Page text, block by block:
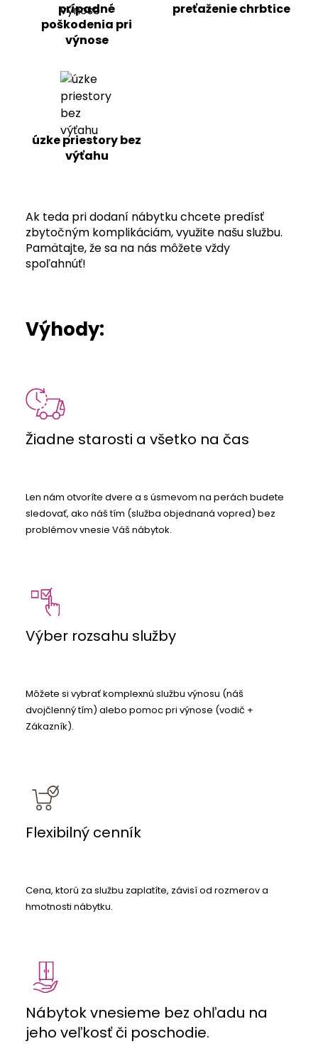
prípadné
poškodenia pri
výnose
preťaženie chrbtice
úzke priestory bez
výťahu
Ak teda pri dodaní nábytku chcete predísť
zbytočným komplikáciám, využite našu službu.
Pamätajte, že sa na nás môžete vždy
spoľahnúť!
Výhody:
Žiadne starosti a všetko na čas
Len nám otvoríte dvere a s úsmevom na perách budete
sledovať, ako náš tím (služba objednaná vopred) bez
problémov vnesie Váš nábytok.
Výber rozsahu služby
Môžete si vybrať komplexnú službu výnosu (náš
dvojčlenný tím) alebo pomoc pri výnose (vodič +
Zákazník).
Flexibilný cenník
Cena, ktorú za službu zaplatíte, závisí od rozmerov a
hmotnosti nábytku.
Nábytok vnesieme bez ohľadu na
jeho veľkosť či poschodie.